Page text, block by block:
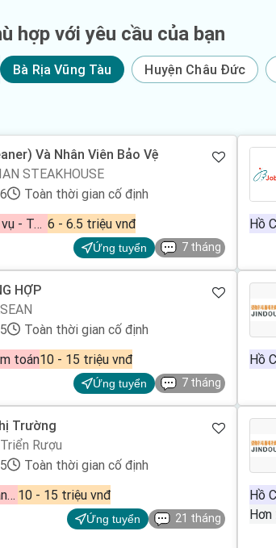
hợp với yêu cầu của bạn
Bà Rịa Vũng Tàu Huyện Châu Đức
Và Nhân Viên Bảo Vệ
STEAKHOUSE
Toàn thời gian cố định
Bảo vệ, Phục vụ - Tạp vụ - Giúp việc 6 - 6.5 triệu vnđ
Ứng tuyển 7 tháng
HỢP
Toàn thời gian cố định
toán10 - 15 triệu vnđ
Ứng tuyển 7 tháng
Trường
Rượu
Toàn thời gian cố định
Nhân viên kinh doanh bán hàng 10 - 15 triệu vnđ
Ứng tuyển 21 tháng